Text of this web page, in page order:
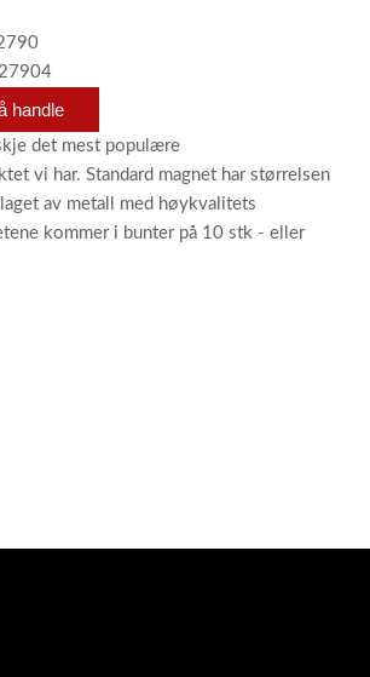
handle
det mest populære
vi har. Standard magnet har størrelsen
av metall med høykvalitets
kommer i bunter på 10 stk - eller